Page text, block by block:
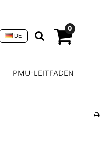
0
DE
PMU-LEITFADEN